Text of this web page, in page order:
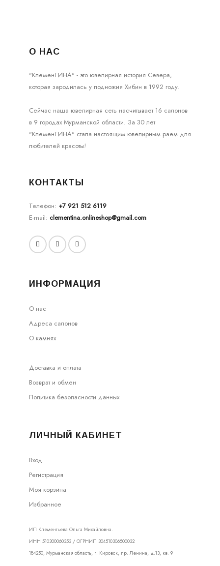
О НАС
"КлеменТИНА" - это ювелирная история Севера,
которая зародилась у подножия Хибин в 1992 году.
Сейчас наша ювелирная сеть насчитывает 16 салонов
в 9 городах Мурманской области. За 30 лет
"КлеменТИНА" стала настоящим ювелирным раем для
любителей красоты!
КОНТАКТЫ
Телефон: +7 921 512 6119
E-mail: clementina.onlineshop@gmail.com
ИНФОРМАЦИЯ
О нас
Адреса салонов
О камнях
Доставка и оплата
Возврат и обмен
Политика безопасности данных
ЛИЧНЫЙ КАБИНЕТ
Вход
Регистрация
Моя корзина
Избранное
ИП Клементьева Ольга Михайловна.
ИНН 510300060353 / ОГРНИП 304510306500032
184250, Мурманская область, г. Кировск, пр. Ленина, д.13, кв. 9